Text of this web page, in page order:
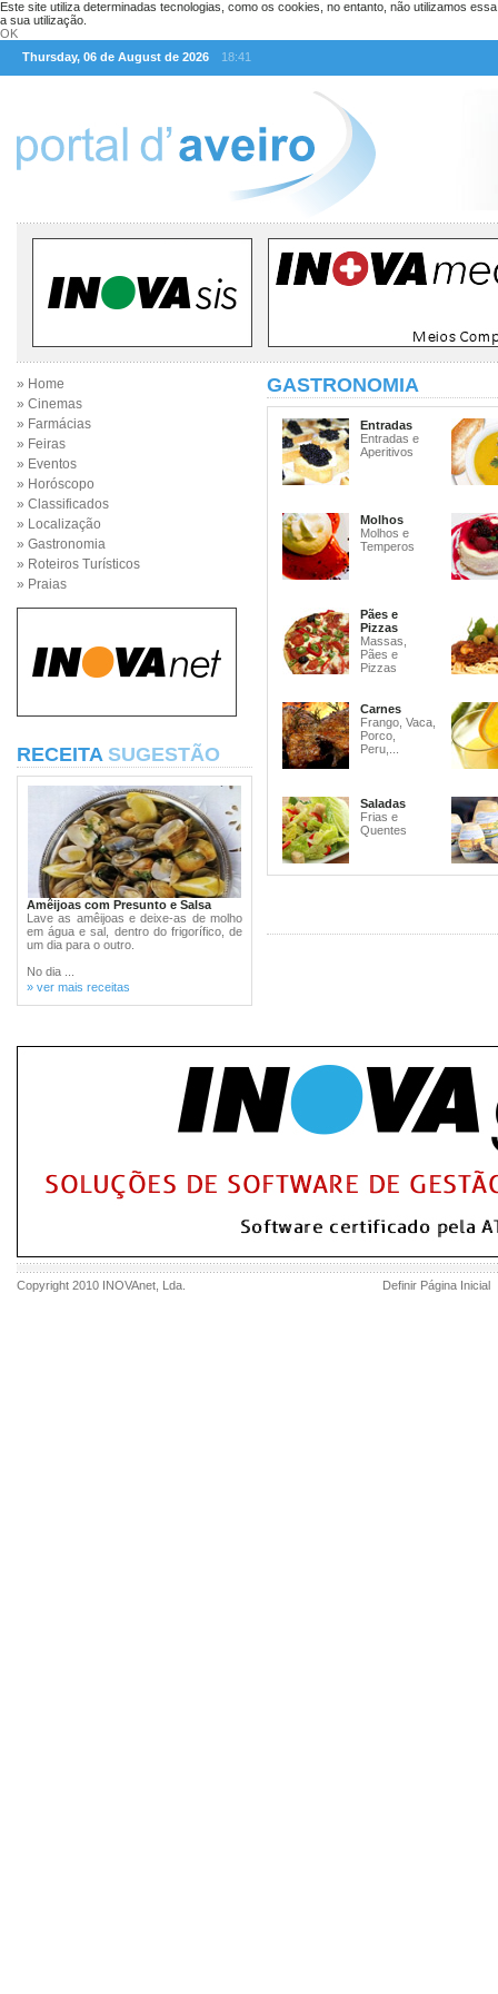
Este site utiliza determinadas tecnologias, como os cookies, no entanto, não utilizamos
a sua utilização.
OK
Thursday, 06 de August de 2026
18:41
» Home
» Cinemas
» Farmácias
» Feiras
» Eventos
» Horóscopo
» Classificados
» Localização
» Gastronomia
» Roteiros Turísticos
» Praias
RECEITA SUGESTÃO
Amêijoas com Presunto e Salsa
Lave as amêijoas e deixe-as de molho
em água e sal, dentro do frigorífico, de
um dia para o outro.
No dia ...
» ver mais receitas
GASTRONOMIA
Entradas
Entradas e
Aperitivos
Molhos
Molhos e
Temperos
Pães e
Pizzas
Massas,
Pães e
Pizzas
Carnes
Frango, Vaca,
Porco,
Peru,...
Saladas
Frias e
Quentes
Copyright 2010 INOVAnet , Lda. Definir Página Inicial